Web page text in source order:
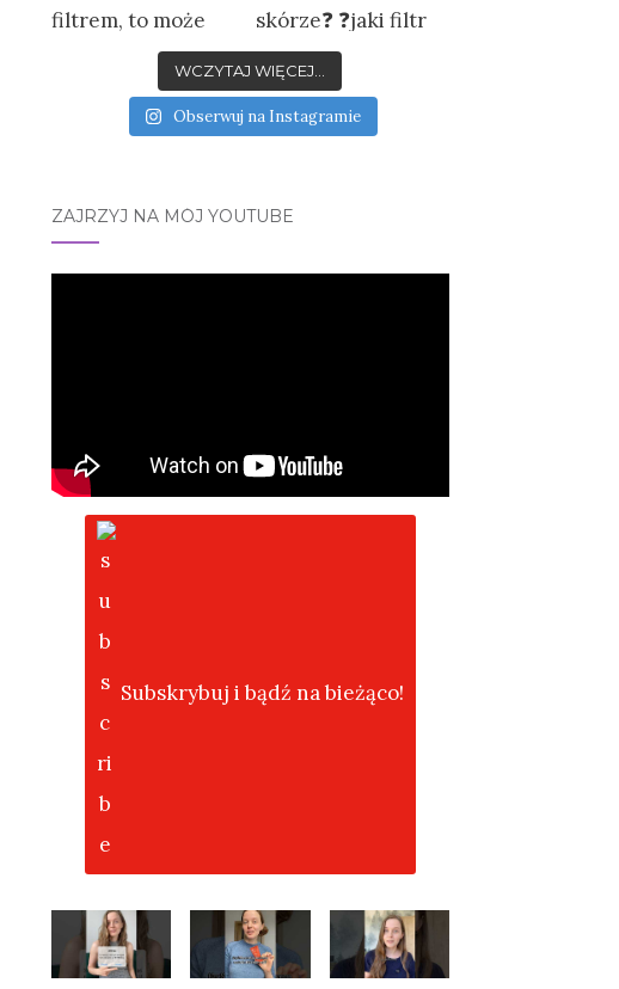
WCZYTAJ WIĘCEJ...
Obserwuj na Instagramie
ZAJRZYJ NA MÓJ YOUTUBE
Subskrybuj i bądź na bieżąco!